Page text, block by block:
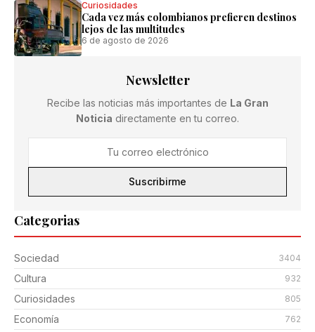
Curiosidades
Cada vez más colombianos prefieren destinos
lejos de las multitudes
6 de agosto de 2026
Categorias
Sociedad 3404
Cultura 932
Curiosidades 805
Economía 762
Newsletter
Recibe las noticias más importantes de La Gran
Noticia directamente en tu correo.
Suscribirme